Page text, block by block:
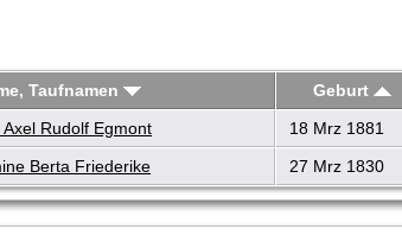
Taufnamen Geburt
Rudolf Egmont 18 Mrz 1881
Berta Friederike 27 Mrz 1830